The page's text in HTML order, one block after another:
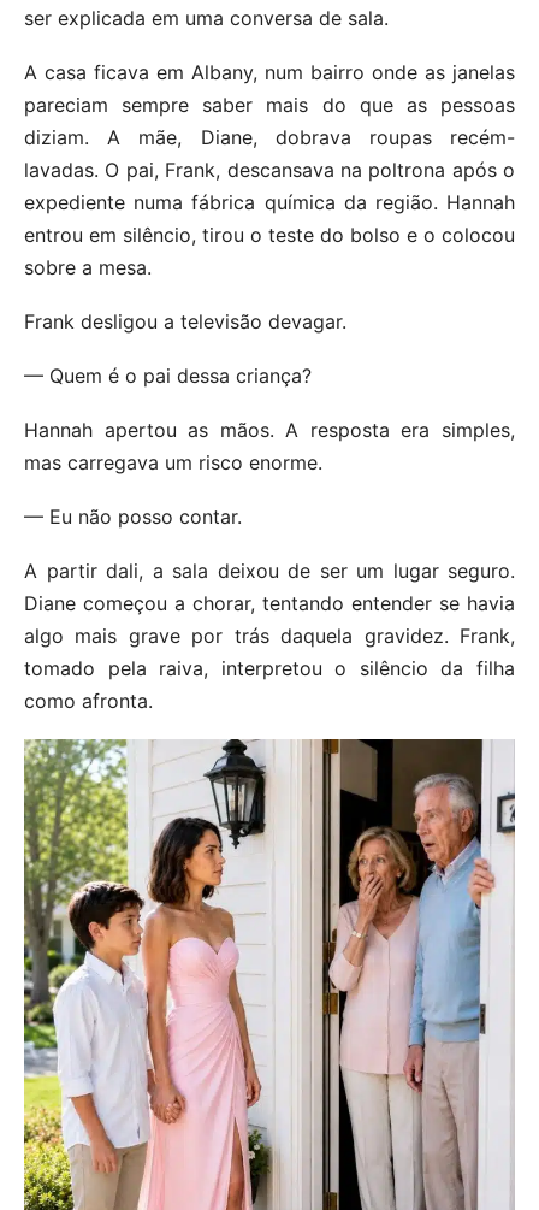
ser explicada em uma conversa de sala.
A casa ficava em Albany, num bairro onde as janelas
pareciam sempre saber mais do que as pessoas
diziam. A mãe, Diane, dobrava roupas recém-
lavadas. O pai, Frank, descansava na poltrona após o
expediente numa fábrica química da região. Hannah
entrou em silêncio, tirou o teste do bolso e o colocou
sobre a mesa.
Frank desligou a televisão devagar.
— Quem é o pai dessa criança?
Hannah apertou as mãos. A resposta era simples,
mas carregava um risco enorme.
— Eu não posso contar.
A partir dali, a sala deixou de ser um lugar seguro.
Diane começou a chorar, tentando entender se havia
algo mais grave por trás daquela gravidez. Frank,
tomado pela raiva, interpretou o silêncio da filha
como afronta.